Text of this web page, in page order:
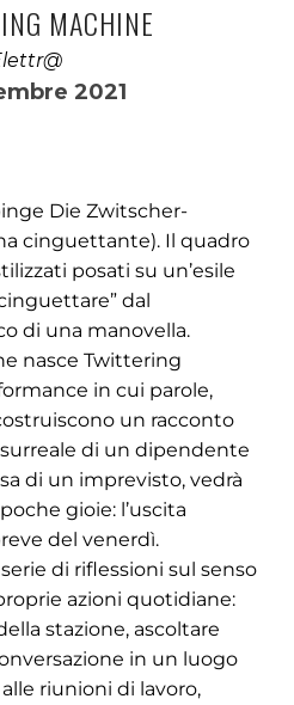
MACHINE
2021
Die Zwitscher-
cinguettante). Il quadro
posati su un’esile
dal
di una manovella.
nasce Twittering
in cui parole,
un racconto
di un dipendente
di un imprevisto, vedrà
gioie: l’uscita
del venerdì.
di riflessioni sul senso
azioni quotidiane:
stazione, ascoltare
in un luogo
riunioni di lavoro,